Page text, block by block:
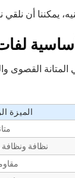
يمكننا أن
المتانة القصوى
الميزة
نظافة